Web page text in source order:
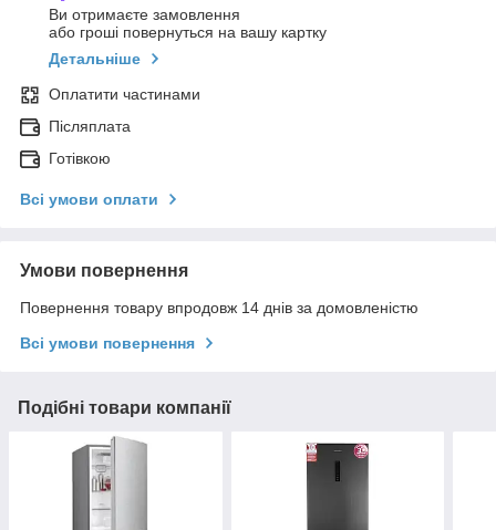
Ви отримаєте замовлення
або гроші повернуться на вашу картку
Детальніше
Оплатити частинами
Післяплата
Готівкою
Всі умови оплати
Умови повернення
Повернення товару впродовж 14 днів за домовленістю
Всі умови повернення
Подібні товари компанії